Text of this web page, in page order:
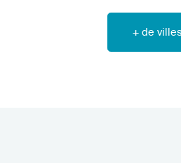
+ de villes